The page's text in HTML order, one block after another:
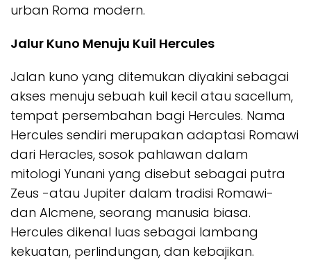
urban Roma modern.
Jalur Kuno Menuju Kuil Hercules
Jalan kuno yang ditemukan diyakini sebagai
akses menuju sebuah kuil kecil atau sacellum,
tempat persembahan bagi Hercules. Nama
Hercules sendiri merupakan adaptasi Romawi
dari Heracles, sosok pahlawan dalam
mitologi Yunani yang disebut sebagai putra
Zeus -atau Jupiter dalam tradisi Romawi-
dan Alcmene, seorang manusia biasa.
Hercules dikenal luas sebagai lambang
kekuatan, perlindungan, dan kebajikan.